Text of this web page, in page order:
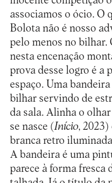
associamos o ócio. O
Bolota não é nosso
pelo menos no
nesta encenação
prova desse logro é a
espaço. Uma
bilhar servindo de
da sala. Alinha o
se nasce (Início, 2023)
branca retro
A bandeira é uma
parece à forma fresca